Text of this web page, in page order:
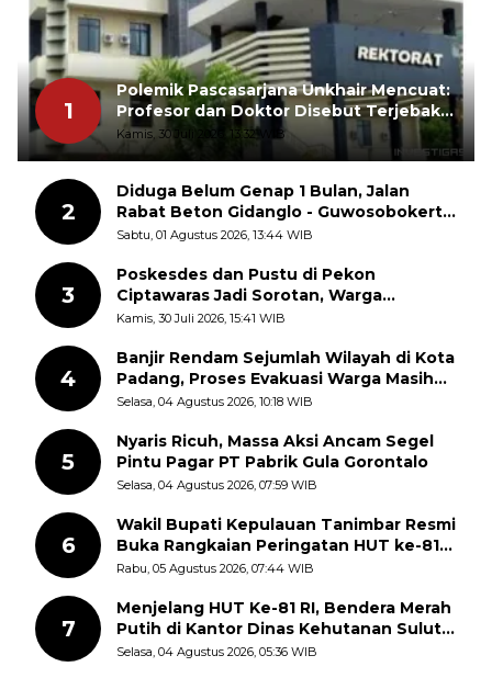
1
Polemik Pascasarjana Unkhair Mencuat:
Profesor dan Doktor Disebut Terjebak
dalam Rutinitas Akademik Akhir Pekan
Kamis, 30 Juli 2026, 13:32 WIB
2
Diduga Belum Genap 1 Bulan, Jalan
Rabat Beton Gidanglo - Guwosobokerto
Sudah Pecah
Sabtu, 01 Agustus 2026, 13:44 WIB
3
Poskesdes dan Pustu di Pekon
Ciptawaras Jadi Sorotan, Warga
Keluhkan Fasilitas Terbengkalai dan
Kamis, 30 Juli 2026, 15:41 WIB
4
Banjir Rendam Sejumlah Wilayah di Kota
Padang, Proses Evakuasi Warga Masih
Berlangsung
Selasa, 04 Agustus 2026, 10:18 WIB
5
Nyaris Ricuh, Massa Aksi Ancam Segel
Pintu Pagar PT Pabrik Gula Gorontalo
Selasa, 04 Agustus 2026, 07:59 WIB
6
Wakil Bupati Kepulauan Tanimbar Resmi
Buka Rangkaian Peringatan HUT ke-81
Kemerdekaan RI, ASN Diajak Perkuat
Rabu, 05 Agustus 2026, 07:44 WIB
7
Menjelang HUT Ke-81 RI, Bendera Merah
Putih di Kantor Dinas Kehutanan Sulut
Disorot Warga
Selasa, 04 Agustus 2026, 05:36 WIB